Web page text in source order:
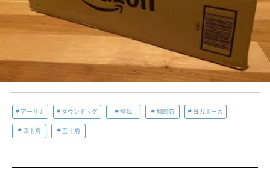
アーサナ ダウンドッグ 怪我 肩関節 ヨガポーズ
四十肩 五十肩